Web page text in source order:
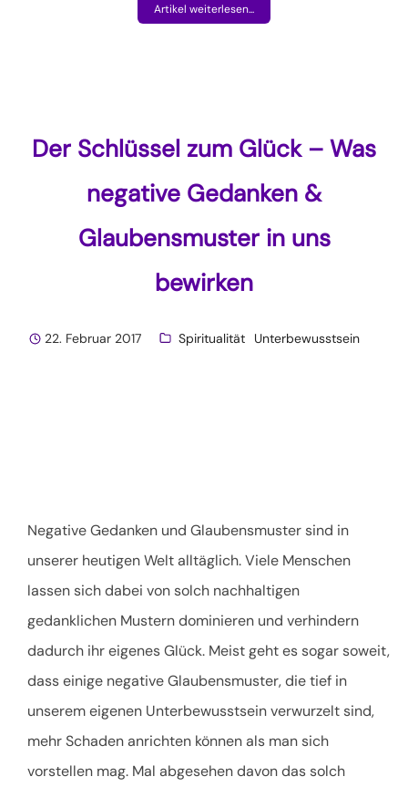
Artikel weiterlesen...
Der Schlüssel zum Glück – Was
negative Gedanken &
Glaubensmuster in uns
bewirken
22. Februar 2017 Spiritualität Unterbewusstsein
Negative Gedanken und Glaubensmuster sind in
unserer heutigen Welt alltäglich. Viele Menschen
lassen sich dabei von solch nachhaltigen
gedanklichen Mustern dominieren und verhindern
dadurch ihr eigenes Glück. Meist geht es sogar soweit,
dass einige negative Glaubensmuster, die tief in
unserem eigenen Unterbewusstsein verwurzelt sind,
mehr Schaden anrichten können als man sich
vorstellen mag. Mal abgesehen davon das solch